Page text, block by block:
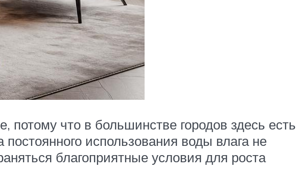
потому что в большинстве городов здесь есть
использования воды влага не
благоприятные условия для роста